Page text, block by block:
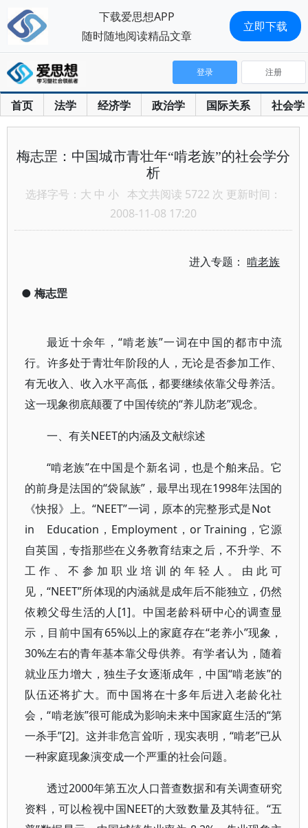
首页 法学 经济学 政治学 国际关系 社会学
登录 注册
梅志罡：中国城市青壮年“啃老族”的社会学分
析
选择字号： 大 中 小 本文共阅读 5722 次 更新时间：
2008-11-08 17:20
进入专题：啃老族
● 梅志罡
最近十余年，“啃老族”一词在中国的都市中流
行。许多处于青壮年阶段的人，无论是否参加工作、
有无收入、收入水平高低，都要继续依靠父母养活。
这一现象彻底颠覆了中国传统的“养儿防老”观念。
一、有关NEET的内涵及文献综述
“啃老族”在中国是个新名词，也是个舶来品。它
的前身是法国的“袋鼠族”，最早出现在1998年法国的
《快报》上。“NEET”一词，原本的完整形式是Not
in Education，Employment，or Training，它源
自英国，专指那些在义务教育结束之后，不升学、不
工作、不参加职业培训的年轻人。由此可
见，“NEET”所体现的内涵就是成年后不能独立，仍然
依赖父母生活的人[1]。中国老龄科研中心的调查显
示，目前中国有65%以上的家庭存在“老养小”现象，
30%左右的青年基本靠父母供养。有学者认为，随着
就业压力增大，独生子女逐渐成年，中国“啃老族”的
队伍还将扩大。而中国将在十多年后进入老龄化社
会，“啃老族”很可能成为影响未来中国家庭生活的“第
一杀手”[2]。这并非危言耸听，现实表明，“啃老”已从
一种家庭现象演变成一个严重的社会问题。
透过2000年第五次人口普查数据和有关调查研究
资料，可以检视中国NEET的大致数量及其特征。“五
下载爱思想APP
随时随地阅读精品文章
立即下载